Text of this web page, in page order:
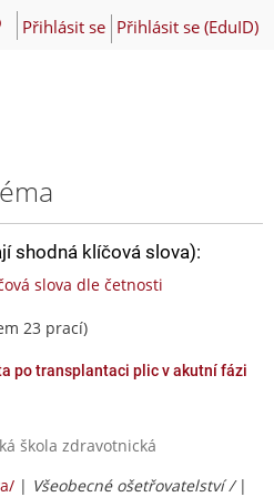
Přihlásit se Přihlásit se (EduID)
shodná klíčová slova):
slova dle četnosti
23 prací)
po transplantaci plic v akutní fázi
škola zdravotnická
| Všeobecné ošetřovatelství / |